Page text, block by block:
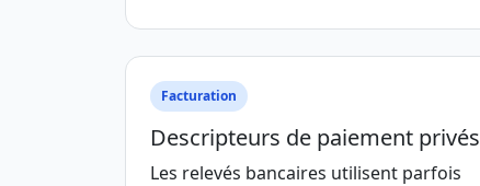
Facturation
Descripteurs de paiement privés
Les relevés bancaires utilisent parfois